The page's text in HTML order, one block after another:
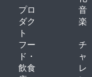
プロ
ダク
ト
音
楽
フー
ド・
飲食
チ
ャ
レ